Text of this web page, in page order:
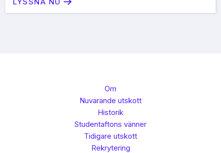
Om
Nuvarande utskott
Historik
Studentaftons vänner
Tidigare utskott
Rekrytering